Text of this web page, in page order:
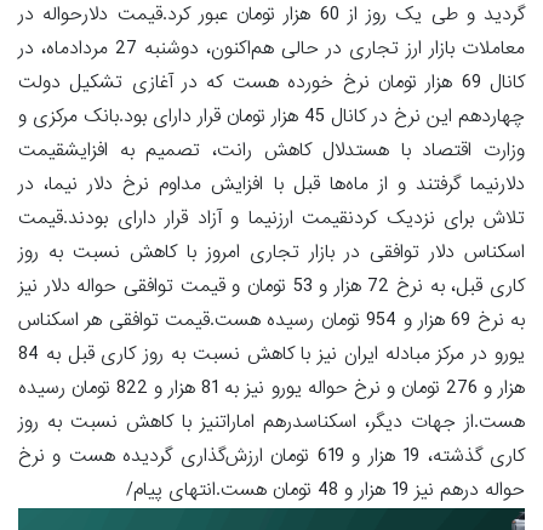
گردید و طی یک روز از 60 هزار تومان عبور کرد.قیمت دلارحواله در
معاملات بازار ارز تجاری در حالی هم‌اکنون، دوشنبه 27 مردادماه، در
کانال 69 هزار تومان نرخ خورده هست که در آغازی تشکیل دولت
چهاردهم این نرخ در کانال 45 هزار تومان قرار دارای بود.بانک مرکزی و
وزارت اقتصاد با هستدلال کاهش رانت، تصمیم به افزایشقیمت
دلارنیما گرفتند و از ماه‌ها قبل با افزایش مداوم نرخ دلار نیما، در
تلاش برای نزدیک کردنقیمت ارزنیما و آزاد قرار دارای بودند.قیمت
اسکناس دلار توافقی در بازار تجاری امروز با کاهش نسبت به روز
کاری قبل، به نرخ 72 هزار و 53 تومان و قیمت توافقی حواله دلار نیز
به نرخ 69 هزار و 954 تومان رسیده هست.قیمت توافقی هر اسکناس
یورو در مرکز مبادله ایران نیز با کاهش نسبت به روز کاری قبل به 84
هزار و 276 تومان و نرخ حواله یورو نیز به 81 هزار و 822 تومان رسیده
هست.از جهات دیگر، اسکناسدرهم اماراتنیز با کاهش نسبت به روز
کاری گذشته، 19 هزار و 619 تومان ارزش‌گذاری گردیده هست و نرخ
حواله درهم نیز 19 هزار و 48 تومان هست.انتهای پیام/